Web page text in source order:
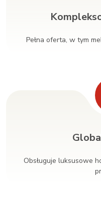
Pełna oferta, w tym
Obsługuje luksusowe